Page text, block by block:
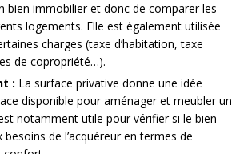
bien immobilier et donc de comparer les
logements. Elle est également utilisée
charges (taxe d’habitation, taxe
de copropriété…).
: La surface privative donne une idée
disponible pour aménager et meubler un
notamment utile pour vérifier si le bien
de l’acquéreur en termes de